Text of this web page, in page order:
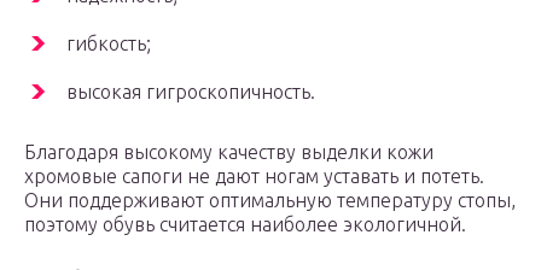
гибкость;
высокая гигроскопичность.
Благодаря высокому качеству выделки кожи
хромовые сапоги не дают ногам уставать и потеть.
Они поддерживают оптимальную температуру стопы,
поэтому обувь считается наиболее экологичной.